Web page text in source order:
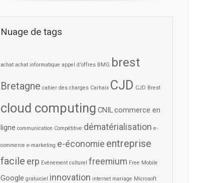
Nuage de tags
achat achat informatique appel d'offres BMG brest
Bretagne cahier des charges Carhaix CJD CJD Brest
cloud computing CNILcommerce en
ligne communication Compétitive dématérialisation e-
commerce e-marketing e-économie entreprise
facile erp Evénement culturel freemium Free Mobile
Google gratuiciel innovation internet mariage Microsoft